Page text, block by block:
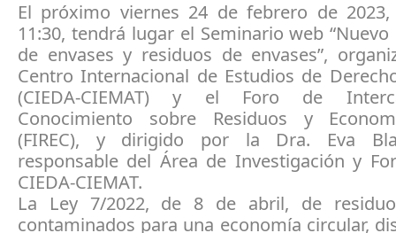
El próximo viernes 24 de febrero de
11:30, tendrá lugar el Seminario web
de envases y residuos de envases”,
Centro Internacional de Estudios de
(CIEDA-CIEMAT) y el Foro de
Conocimiento sobre Residuos y
(FIREC), y dirigido por la Dra. Eva
responsable del Área de Investigación y
CIEDA-CIEMAT.
La Ley 7/2022, de 8 de abril, de
contaminados para una economía circular,